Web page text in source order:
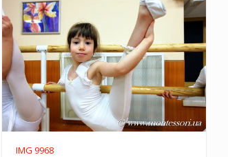
IMG 9968